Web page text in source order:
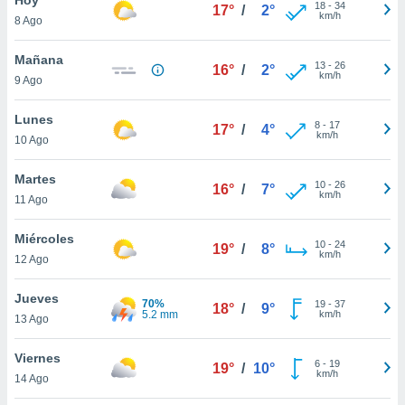
en
más
nuestra
de
cookies
aceptar
8 Ago
17° / 2° 18- 34
km/h
Mañana
9 Ago
16° / 2° 13- 26
km/h
Lunes
10 Ago
17° / 4° 8- 17
km/h
Martes
11 Ago
16° / 7° 10- 26
km/h
Miércoles
12 Ago
19° / 8° 10- 24
km/h
Jueves
13 Ago
70%
5.2 mm
18° / 9° 19- 37
km/h
Viernes
14 Ago
19° / 10° 6- 19
km/h